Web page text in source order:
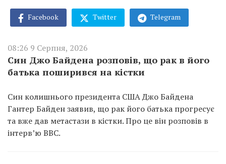
Facebook Twitter Telegram
08:26 9 Серпня, 2026
Син Джо Байдена розповів, що рак в його
батька поширився на кістки
Син колишнього президента США Джо Байдена
Гантер Байден заявив, що рак його батька прогресує
та вже дав метастази в кістки. Про це він розповів в
інтерв’ю BBC.